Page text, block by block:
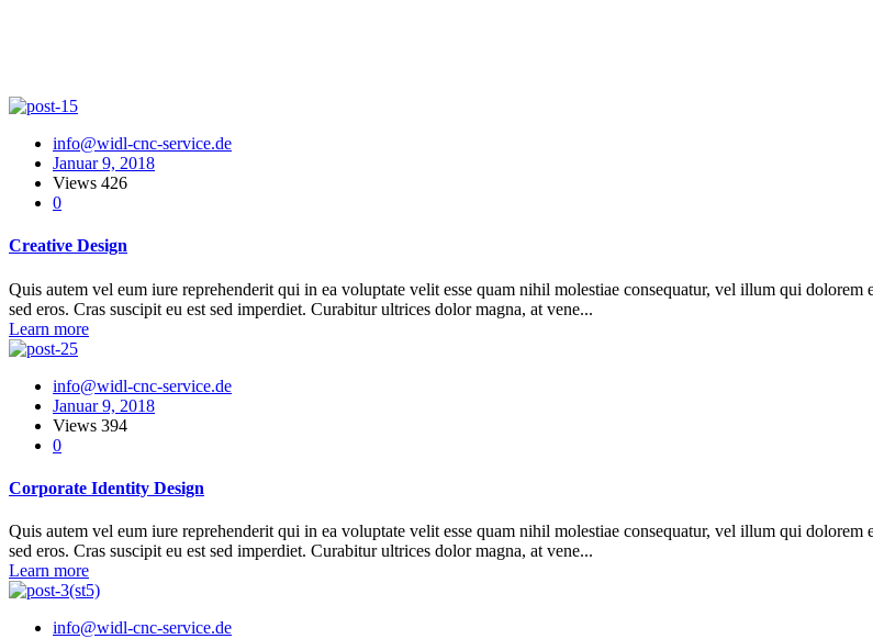
info@widl-cnc-service.de
Januar 9, 2018
Views 426
0
Creative Design
Quis autem vel eum iure reprehenderit qui in ea voluptate velit esse quam nihil molestiae consequatur, vel illum qui
sed eros. Cras suscipit eu est sed imperdiet. Curabitur ultrices dolor magna, at vene...
Learn more
info@widl-cnc-service.de
Januar 9, 2018
Views 394
0
Corporate Identity Design
Quis autem vel eum iure reprehenderit qui in ea voluptate velit esse quam nihil molestiae consequatur, vel illum qui
sed eros. Cras suscipit eu est sed imperdiet. Curabitur ultrices dolor magna, at vene...
Learn more
info@widl-cnc-service.de